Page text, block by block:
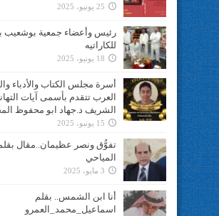
25 يونيو، 2025
رئيس وأعضاء جمعية بوشعيب
للكاراتيه
18 يونيو، 2025
أسرة مجلس الكتاب والأدباء
العرب تتقدم بأسمى آيات
الشريف د.جهاد ابو محفوظ
15 يونيو، 2025
تفوُّق ونصر عظيمان..مقال
المياحي
3 مايو، 2025
أنا ابن الشمس.. بقلم
اسماعيل_محمد_العمرو